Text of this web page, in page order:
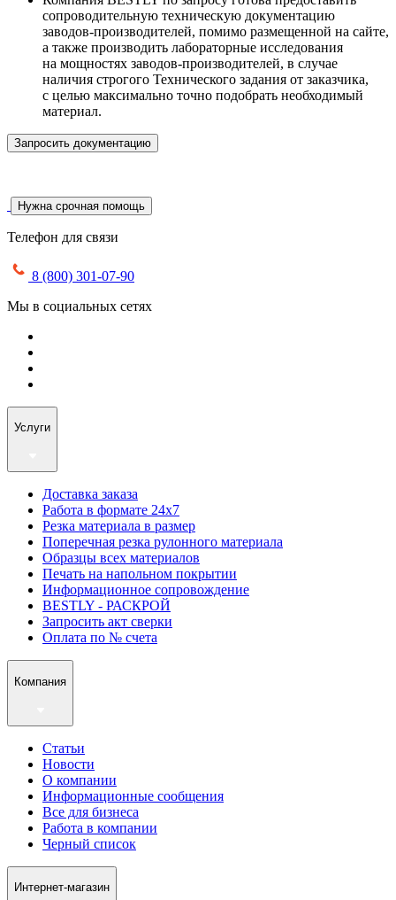
сопроводительную техническую документацию
заводов-производителей, помимо размещенной на сайте,
а также производить лабораторные исследования
на мощностях заводов-производителей, в случае
наличия строгого Технического задания от заказчика,
с целью максимально точно подобрать необходимый
материал.
Запросить документацию
Нужна срочная помощь
Телефон для связи
8 (800) 301-07-90
Мы в социальных сетях
Услуги
Доставка заказа
Работа в формате 24х7
Резка материала в размер
Поперечная резка рулонного материала
Образцы всех материалов
Печать на напольном покрытии
Информационное сопровождение
BESTLY - РАСКРОЙ
Запросить акт сверки
Оплата по № счета
Компания
Статьи
Новости
О компании
Информационные сообщения
Все для бизнеса
Работа в компании
Черный список
Интернет-магазин